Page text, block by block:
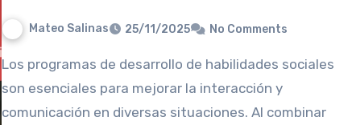
Mateo Salinas 25/11/2025 No Comments
Los programas de desarrollo de habilidades sociales
son esenciales para mejorar la interacción y
comunicación en diversas situaciones. Al combinar